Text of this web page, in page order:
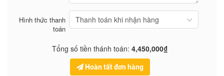
Hình thức thanh
toán
Tổng số tiền thánh toán: 4,450,000₫
Hoàn tất đơn hàng